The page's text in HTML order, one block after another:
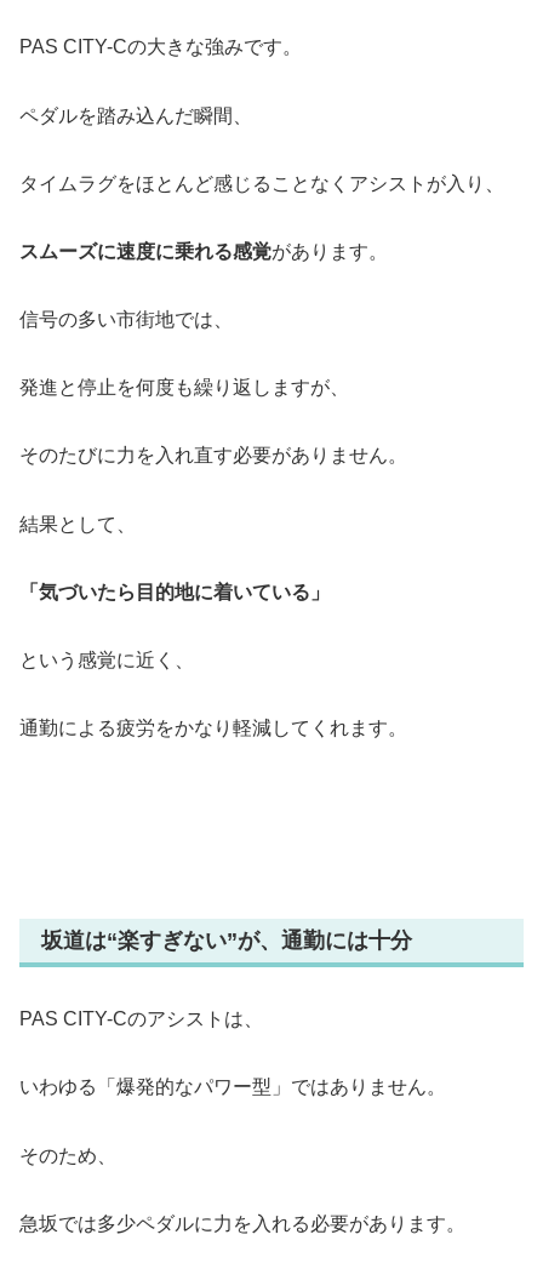
PAS CITY-Cの大きな強みです。
ペダルを踏み込んだ瞬間、
タイムラグをほとんど感じることなくアシストが入り、
スムーズに速度に乗れる感覚があります。
信号の多い市街地では、
発進と停止を何度も繰り返しますが、
そのたびに力を入れ直す必要がありません。
結果として、
「気づいたら目的地に着いている」
という感覚に近く、
通勤による疲労をかなり軽減してくれます。
坂道は“楽すぎない”が、通勤には十分
PAS CITY-Cのアシストは、
いわゆる「爆発的なパワー型」ではありません。
そのため、
急坂では多少ペダルに力を入れる必要があります。